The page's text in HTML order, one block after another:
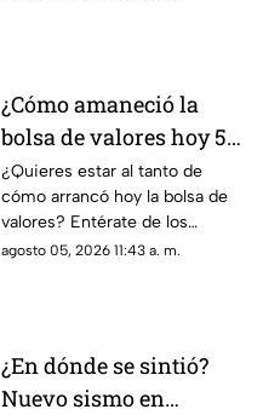
¿Cómo amaneció la
bolsa de valores hoy 5
de agosto de 2026?
¿Quieres estar al tanto de
cómo arrancó hoy la bolsa de
valores? Entérate de los
detalles de este 5 de agosto
agosto 05, 2026 11:43 a. m.
¿En dónde se sintió?
Nuevo sismo en